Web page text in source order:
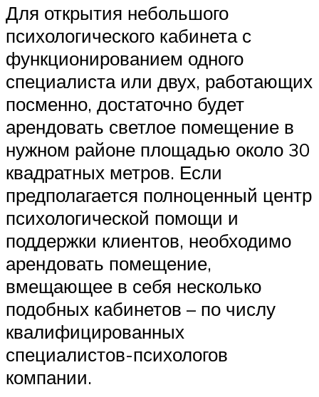
Для открытия небольшого
психологического кабинета с
функционированием одного
специалиста или двух, работающих
посменно, достаточно будет
арендовать светлое помещение в
нужном районе площадью около 30
квадратных метров. Если
предполагается полноценный центр
психологической помощи и
поддержки клиентов, необходимо
арендовать помещение,
вмещающее в себя несколько
подобных кабинетов – по числу
квалифицированных
специалистов-психологов
компании.